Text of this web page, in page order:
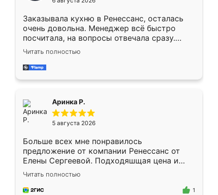
мебели буду заказывать только здесь.
Заказывала кухню в Ренессанс, осталась
очень довольна. Менеджер всё быстро
посчитала, на вопросы отвечала сразу.
Замерщик приехал в субботу, подошёл к
делу со всей ответственностью. Собрали
за день, ребята работали аккуратно, даже
Читать полностью
Аринка Р.
5 августа 2026
Больше всех мне понравилось
предложение от компании Ренессанс от
Елены Сергеевой. Подходяшщая цена и
короткие сроки изготовления. Приехавший
для замера сотрудник Владислав
предложил по моему эскизу самый
Читать полностью
1